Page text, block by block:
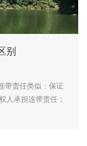
别
带责任类似：保证
人承担连带责任；